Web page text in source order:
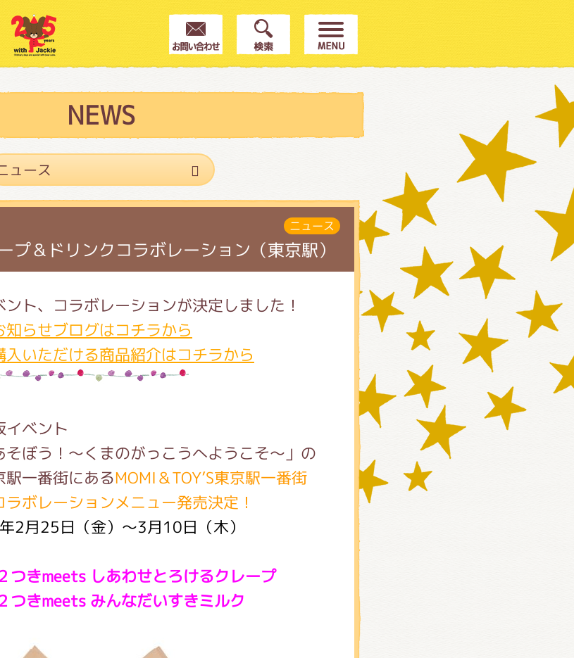
NEWS
ニュース
プ＆ドリンクコラボレーション（東京駅）
ント、コラボレーションが決定しました！
らせブログはコチラから
いただける商品紹介はコチラから
イベント
そぼう！～くまのがっこうへようこそ～」の
一番街にあるMOMI＆TOY’S東京駅一番街
ラボレーションメニュー発売決定！
2月25日（金）～3月10日（木）
つきmeets しあわせとろけるクレープ
つきmeets みんなだいすきミルク
介
ォメーション
メーション
ンサート
ンツ(クイズ・AR・診断・占い)
ズ！